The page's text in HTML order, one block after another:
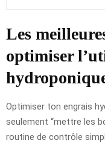
Les
optimiser
Optimiser ton engrais
seulement “mettre les
routine de contrôle